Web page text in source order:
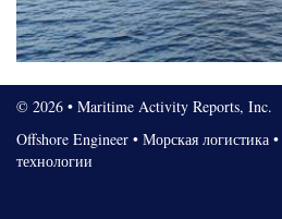
© 2026 • Maritime Activity Reports, Inc.
Offshore Engineer • Морская логистика •
технологии